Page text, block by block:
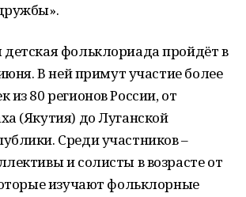
детская фольклориада пройдёт в
В ней примут участие более
из 80 регионов России, от
(Якутия) до Луганской
Среди участников –
и солисты в возрасте от
изучают фольклорные